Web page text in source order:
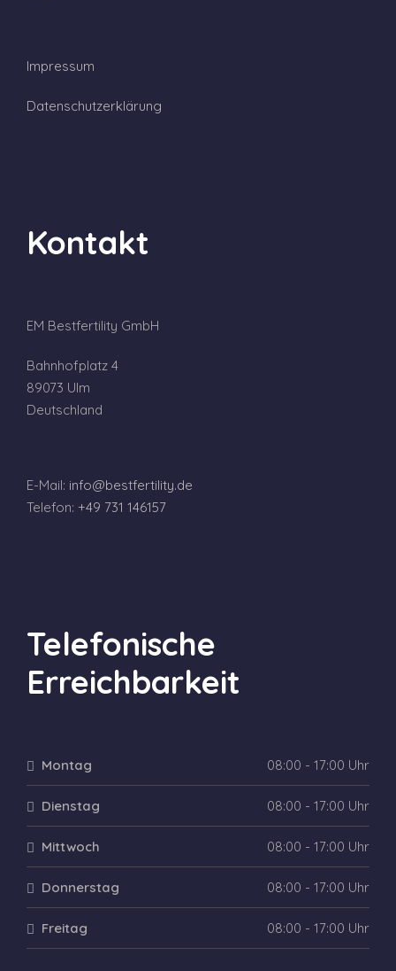
Impressum
Datenschutzerklärung
Kontakt
EM Bestfertility GmbH
Bahnhofplatz 4
89073 Ulm
Deutschland
E-Mail: info@bestfertility.de
Telefon: +49 731 146157
Telefonische
Erreichbarkeit
Montag 08:00 - 17:00 Uhr
Dienstag 08:00 - 17:00 Uhr
Mittwoch 08:00 - 17:00 Uhr
Donnerstag 08:00 - 17:00 Uhr
Freitag 08:00 - 17:00 Uhr